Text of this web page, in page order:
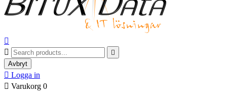



Avbryt
 Logga in
 Varukorg 0